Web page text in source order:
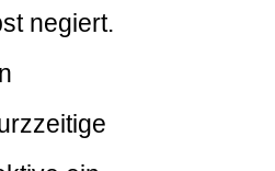
negiert.